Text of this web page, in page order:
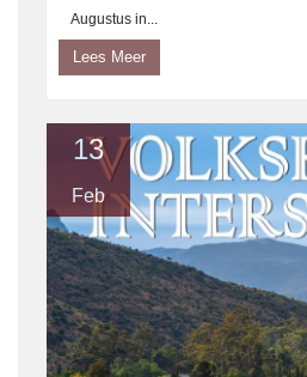
Augustus in...
Lees Meer
13
Feb